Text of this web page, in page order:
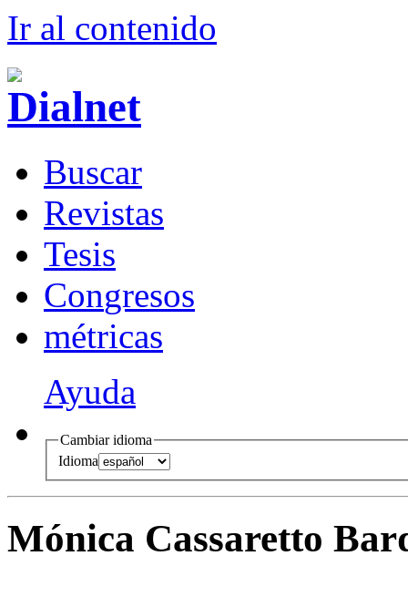
Ir al contenido
Buscar
Revistas
Tesis
Congresos
métricas
Ayuda
Cambiar idioma
Idioma
Mónica Cassaretto